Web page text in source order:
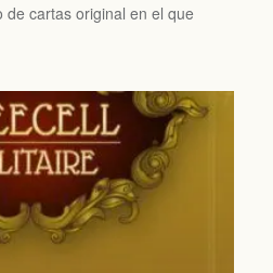
cartas original en el que